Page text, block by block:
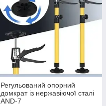
Регульований опорний
домкрат із нержавіючої сталі
AND-7